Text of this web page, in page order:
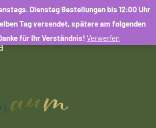
Dienstag Bestellungen bis 12:00 Uhr
Tag versendet, spätere am folgenden
für Ihr Verständnis! Verwerfen